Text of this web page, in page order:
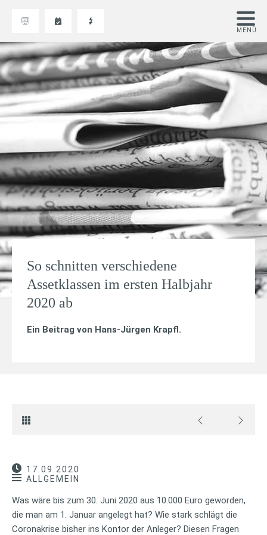
So schnitten verschiedene
Assetklassen im ersten Halbjahr
2020 ab
Ein Beitrag von Hans-Jürgen Krapfl.
17.09.2020
ALLGEMEIN
Was wäre bis zum 30. Juni 2020 aus 10.000 Euro geworden,
die man am 1. Januar angelegt hat? Wie stark schlägt die
Coronakrise bisher ins Kontor der Anleger? Diesen Fragen